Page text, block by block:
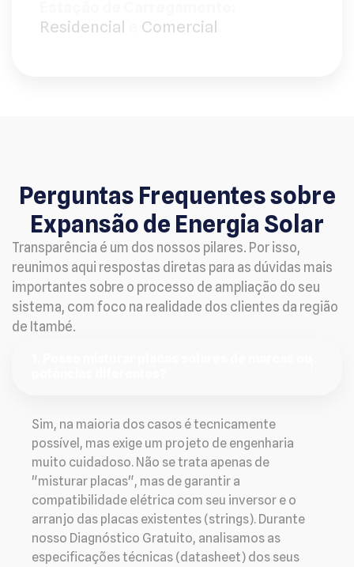
Residencial
Comercial
Perguntas Frequentes sobre
Expansão de Energia Solar
Transparência é um dos nossos pilares. Por isso,
reunimos aqui respostas diretas para as dúvidas mais
importantes sobre o processo de ampliação do seu
sistema, com foco na realidade dos clientes da região
de Itambé.
Sim, na maioria dos casos é tecnicamente
possível, mas exige um projeto de engenharia
muito cuidadoso. Não se trata apenas de
"misturar placas", mas de garantir a
compatibilidade elétrica com seu inversor e o
arranjo das placas existentes (strings). Durante
nosso Diagnóstico Gratuito, analisamos as
especificações técnicas (datasheet) dos seus